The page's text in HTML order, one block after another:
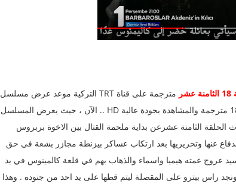
مترجمة على قناة TRT التركية موعد عرض مسلسل
بارباروس مسلسل بارباروس الحلقة 18 مترجمة الحلقة 18 مترجمة والمشاهدة بجودة عالية HD .. الآن ، حيث يعرض المسلسل
الثامنة عشرعن بداية ملحمة القتال بين الاخوة بربروس
عنها وتحريريها بعد ارتكاب عساكر بيزنطة مجازر بشعة في حق
عروج عمته هيميا واسماء والذهاب بهم في قلعة كالمينوس في يد
راس بيترو على المقصلة ليتم قطها على يد احد من جنوده . وهذا